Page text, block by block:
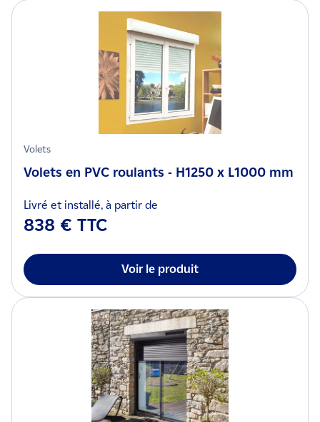
Volets
Volets en PVC roulants - H1250 x L1000 mm
Livré et installé, à partir de
838 € TTC
Voir le produit